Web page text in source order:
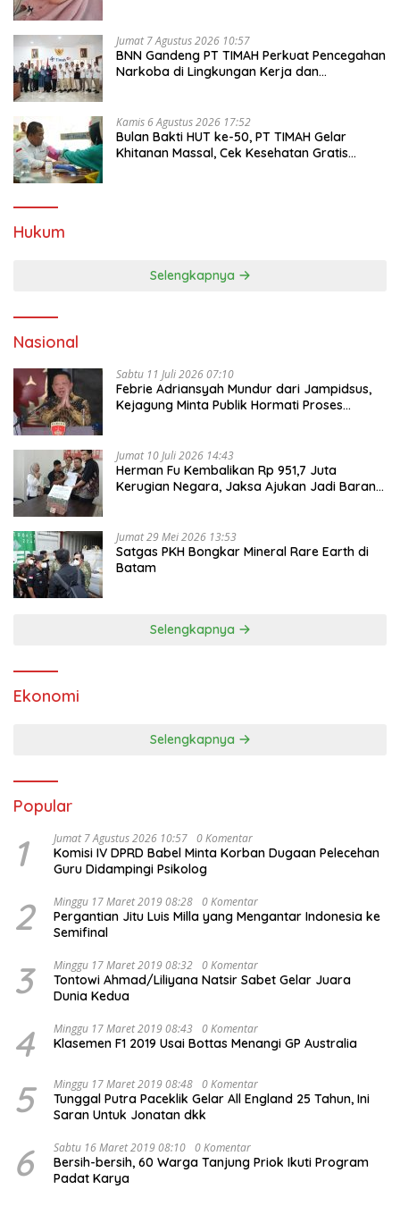
Jumat 7 Agustus 2026 10:57
BNN Gandeng PT TIMAH Perkuat Pencegahan
Narkoba di Lingkungan Kerja dan
Kamis 6 Agustus 2026 17:52
Bulan Bakti HUT ke-50, PT TIMAH Gelar
Khitanan Massal, Cek Kesehatan Gratis
Hukum
Selengkapnya
Nasional
Sabtu 11 Juli 2026 07:10
Febrie Adriansyah Mundur dari Jampidsus,
Kejagung Minta Publik Hormati Proses
Jumat 10 Juli 2026 14:43
Herman Fu Kembalikan Rp 951,7 Juta
Kerugian Negara, Jaksa Ajukan Jadi Barang
Jumat 29 Mei 2026 13:53
Satgas PKH Bongkar Mineral Rare Earth di
Selengkapnya
Ekonomi
Selengkapnya
Popular
1 Jumat 7 Agustus 2026 10:57 0 Komentar
Komisi IV DPRD Babel Minta Korban Dugaan Pelecehan
Guru Didampingi Psikolog
2 Minggu 17 Maret 2019 08:28 0 Komentar
Pergantian Jitu Luis Milla yang Mengantar Indonesia ke
Semifinal
3 Minggu 17 Maret 2019 08:32 0 Komentar
Tontowi Ahmad/Liliyana Natsir Sabet Gelar Juara
Dunia Kedua
4 Minggu 17 Maret 2019 08:43 0 Komentar
Klasemen F1 2019 Usai Bottas Menangi GP Australia
5 Minggu 17 Maret 2019 08:48 0 Komentar
Tunggal Putra Paceklik Gelar All England 25 Tahun, Ini
Saran Untuk Jonatan dkk
6 Sabtu 16 Maret 2019 08:10 0 Komentar
Bersih-bersih, 60 Warga Tanjung Priok Ikuti Program
Padat Karya